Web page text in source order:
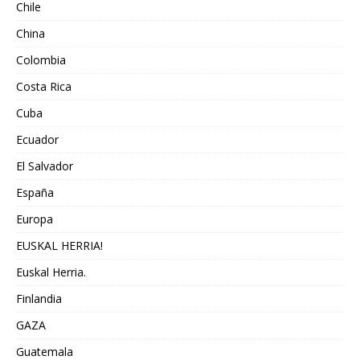
Chile
China
Colombia
Costa Rica
Cuba
Ecuador
El Salvador
España
Europa
EUSKAL HERRIA!
Euskal Herria.
Finlandia
GAZA
Guatemala